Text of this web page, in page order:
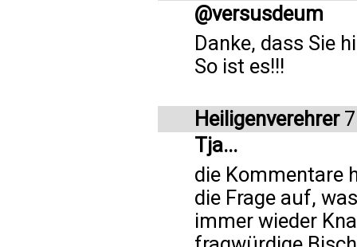
@versusdeum
Danke, dass Sie
So ist es!!!
Heiligenverehrer
Tja...
die Kommentare
die Frage auf,
immer wieder